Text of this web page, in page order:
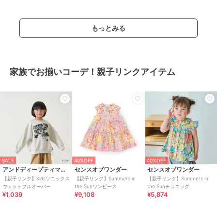
もっとみる
家族でお揃いコーデ！親子リンクアイテム
SALE
アンドディープティマイン
【親子リンク】Kidsソニックス
ウェットプルオーバー
¥1,039
40%OFF
センスオブワンダー
【親子リンク】Summers in
the Sunワンピース
¥9,108
40%OFF
センスオブワンダー
【親子リンク】Summers in
the Sunチュニック
¥5,874